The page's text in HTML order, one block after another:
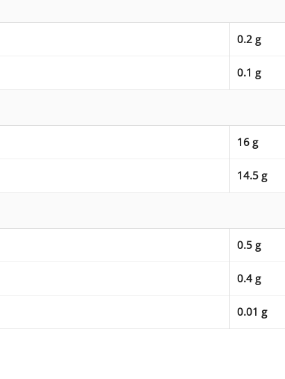
0.2 g
0.1 g
16 g
14.5 g
0.5 g
0.4 g
0.01 g